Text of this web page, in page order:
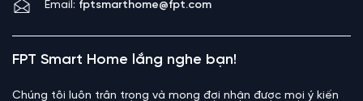
Email: fptsmarthome@fpt.com
FPT Smart Home lắng nghe bạn!
Chúng tôi luôn trân trọng và mong đợi nhận được mọi ý kiến